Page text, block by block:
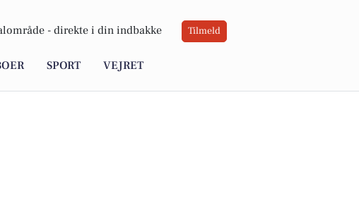
- direkte i din indbakke Tilmeld
SPORT VEJRET